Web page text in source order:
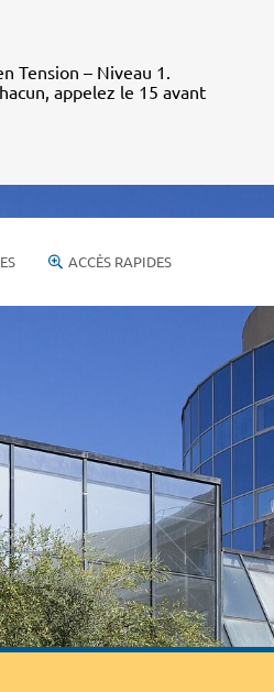
Tension – Niveau 1.
appelez le 15 avant
ACCÈS RAPIDES